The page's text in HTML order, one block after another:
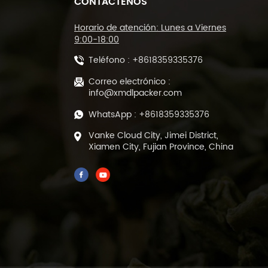
Máquina cortadora de
máquina
450L y DL-BSB-4020
de corte y sellado
térmico de película
POF DL-450L
Máquina empacadora
de llenado y sellado
de té verde de hojas
Horario de atención: Lunes a Viernes
9:00-18:00
Teléfono : +8618359335376
Correo electrónico :
info@xmdlpacker.com
WhatsApp : +8618359335376
Vanke Cloud City, Jimei District,
Xiamen City, Fujian Province, China